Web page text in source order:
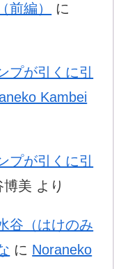
前編）
に
プが引くに引
Kambei
プが引くに引
博美 より
谷（はけのみ
に Noraneko